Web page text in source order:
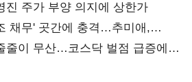
진 주가 부양 의지에 상한가
채무' 곳간에 충격…추미애,
언 승부수
줄이 무산…코스닥 벌점 급증에